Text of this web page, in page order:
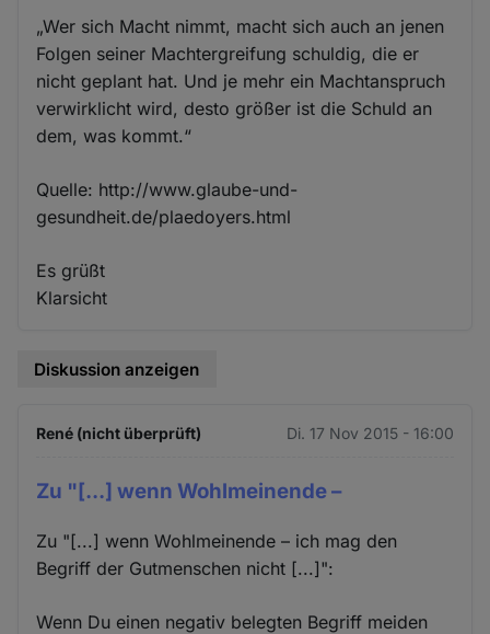
„Wer sich Macht nimmt, macht sich auch an jenen
Folgen seiner Machtergreifung schuldig, die er
nicht geplant hat. Und je mehr ein Machtanspruch
verwirklicht wird, desto größer ist die Schuld an
dem, was kommt.“
Quelle: http://www.glaube-und-
gesundheit.de/plaedoyers.html
Es grüßt
Klarsicht
Diskussion anzeigen
René (nicht überprüft) Di. 17 Nov 2015 - 16:00
Zu "[...] wenn Wohlmeinende –
Zu "[...] wenn Wohlmeinende – ich mag den
Begriff der Gutmenschen nicht [...]":
Wenn Du einen negativ belegten Begriff meiden